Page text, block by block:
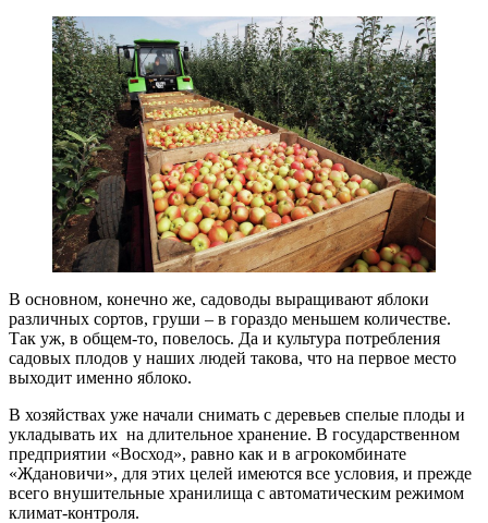
В основном, конечно же, садоводы выращивают яблоки
различных сортов, груши – в гораздо меньшем количестве.
Так уж, в общем-то, повелось. Да и культура потребления
садовых плодов у наших людей такова, что на первое место
выходит именно яблоко.
В хозяйствах уже начали снимать с деревьев спелые плоды и
укладывать их на длительное хранение. В государственном
предприятии «Восход», равно как и в агрокомбинате
«Ждановичи», для этих целей имеются все условия, и прежде
всего внушительные хранилища с автоматическим режимом
климат-контроля.